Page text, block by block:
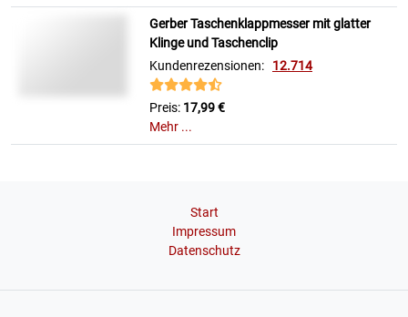
Gerber Taschenklappmesser mit glatter
Klinge und Taschenclip
Kundenrezensionen: 12.714
Preis: 17,99 €
Mehr ...
Start
Impressum
Datenschutz